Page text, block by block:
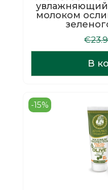
увлажняющий
молоком
€
В
-15%